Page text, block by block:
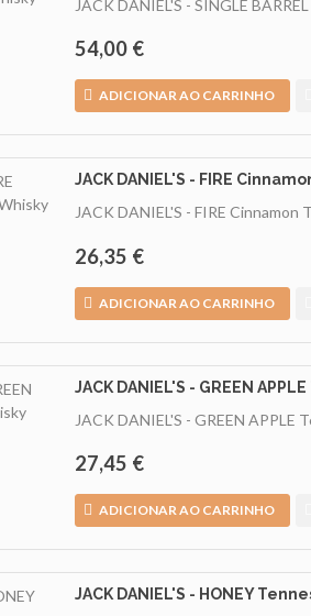
JACK DANIEL'S - SINGLE
54,00 €
ADICIONAR AO CARRINHO
JACK DANIEL'S - FIRE
JACK DANIEL'S - FIRE Cinnamon
26,35 €
ADICIONAR AO CARRINHO
JACK DANIEL'S - GREEN
JACK DANIEL'S - GREEN APPLE
27,45 €
ADICIONAR AO CARRINHO
JACK DANIEL'S - HONEY